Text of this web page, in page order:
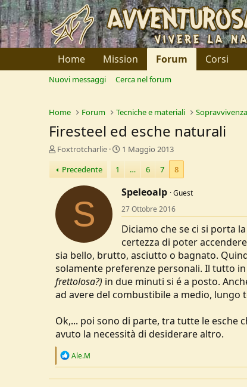
Home Mission Forum Corsi
Nuovi messaggi Cerca nel forum
Home Forum Tecniche e materiali Sopravvivenza
Firesteel ed esche naturali
C
e
a
o
e
D
s
c
u
s
s
o
n
Foxtrotcharlie
D
a
d
I
n
i
z
i
o
1 Maggio 2013
Precedente
1 … 6 7 8
S
Speleoalp Guest
27 Ottobre 2016
Diciamo che se ci si porta
certezza di poter
sia bello, brutto, asciutto o bagnato.
solamente preferenze personali. Il tutto
frettolosa?) in due minuti si é a posto.
ad avere del combustibile a medio, lungo
Ok,... poi sono di parte, tra tutte le esche
avuto la necessità di desiderare altro.
R
Ale.M